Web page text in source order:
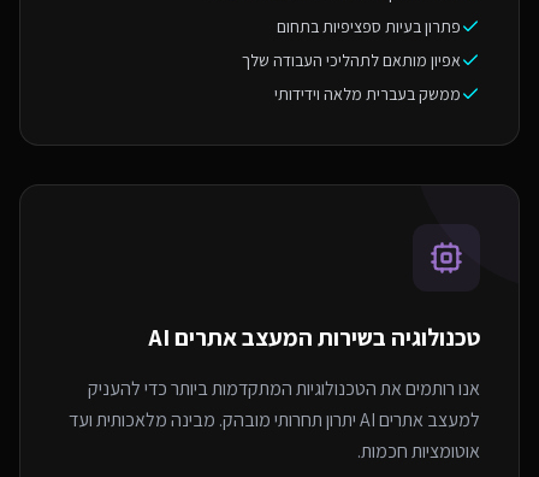
פתרון בעיות ספציפיות בתחום
אפיון מותאם לתהליכי העבודה שלך
ממשק בעברית מלאה וידידותי
טכנולוגיה בשירות המעצב אתרים AI
אנו רותמים את הטכנולוגיות המתקדמות ביותר כדי להעניק
למעצב אתרים AI יתרון תחרותי מובהק. מבינה מלאכותית ועד
אוטומציות חכמות.